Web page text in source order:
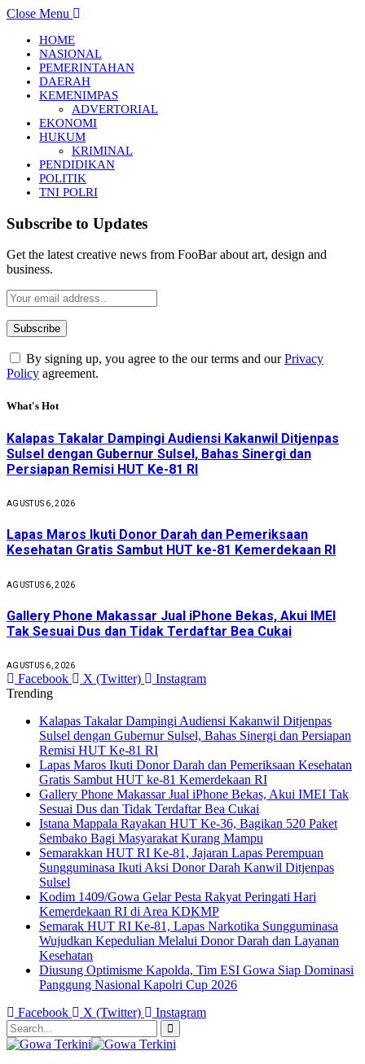
Close Menu
HOME
NASIONAL
PEMERINTAHAN
DAERAH
KEMENIMPAS
ADVERTORIAL
EKONOMI
HUKUM
KRIMINAL
PENDIDIKAN
POLITIK
TNI POLRI
Subscribe to Updates
Get the latest creative news from FooBar about art, design and
business.
By signing up, you agree to the our terms and ourPrivacy
Policy agreement.
What's Hot
Kalapas Takalar Dampingi Audiensi Kakanwil Ditjenpas
Sulsel dengan Gubernur Sulsel, Bahas Sinergi dan
Persiapan Remisi HUT Ke-81 RI
AGUSTUS 6, 2026
Lapas Maros Ikuti Donor Darah dan Pemeriksaan
Kesehatan Gratis Sambut HUT ke-81 Kemerdekaan RI
AGUSTUS 6, 2026
Gallery Phone Makassar Jual iPhone Bekas, Akui IMEI
Tak Sesuai Dus dan Tidak Terdaftar Bea Cukai
AGUSTUS 6, 2026
Facebook X (Twitter)
Instagram
Trending
Kalapas Takalar Dampingi Audiensi Kakanwil Ditjenpas
Sulsel dengan Gubernur Sulsel, Bahas Sinergi dan Persiapan
Remisi HUT Ke-81 RI
Lapas Maros Ikuti Donor Darah dan Pemeriksaan Kesehatan
Gratis Sambut HUT ke-81 Kemerdekaan RI
Gallery Phone Makassar Jual iPhone Bekas, Akui IMEI Tak
Sesuai Dus dan Tidak Terdaftar Bea Cukai
Istana Mappala Rayakan HUT Ke-36, Bagikan 520 Paket
Sembako Bagi Masyarakat Kurang Mampu
Semarakkan HUT RI Ke-81, Jajaran Lapas Perempuan
Sungguminasa Ikuti Aksi Donor Darah Kanwil Ditjenpas
Sulsel
Kodim 1409/Gowa Gelar Pesta Rakyat Peringati Hari
Kemerdekaan RI di Area KDKMP
Semarak HUT RI Ke-81, Lapas Narkotika Sungguminasa
Wujudkan Kepedulian Melalui Donor Darah dan Layanan
Kesehatan
Diusung Optimisme Kapolda, Tim ESI Gowa Siap Dominasi
Panggung Nasional Kapolri Cup 2026
Facebook
X (Twitter) Instagram